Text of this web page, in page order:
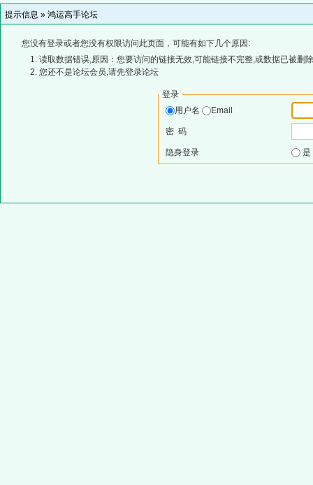
提示信息 » 鸿运高手论坛
您没有登录或者您没有权限访问此页面，可能有如下几个原因:
读取数据错误,原因：您要访问的链接无效,可能链接不完整,或数据已被删
您还不是论坛会员,请先登录论坛
登录
用户名
Email
密 码
隐身登录